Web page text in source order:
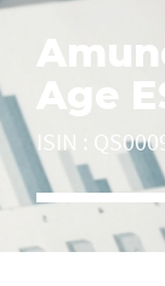
Age
ISIN :